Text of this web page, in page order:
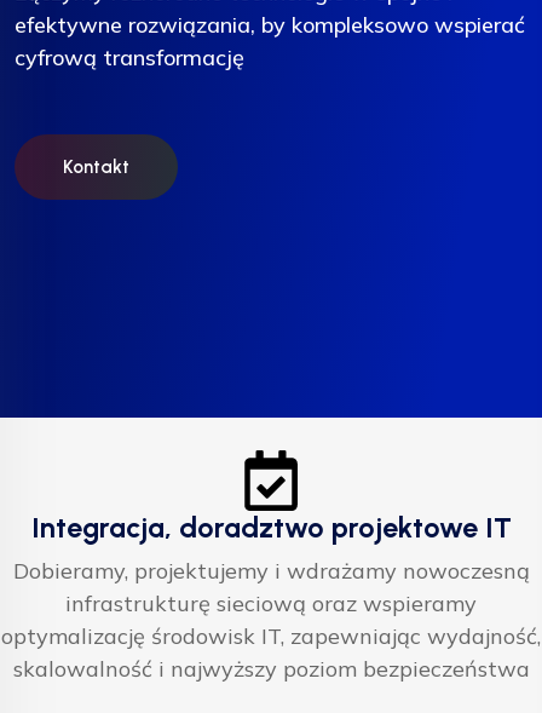
efektywne rozwiązania, by kompleksowo wspierać
cyfrową transformację
Kontakt
efektywne rozwiązania, by kompleksowo wspierać
cyfrową transformację
Kontakt
efektywne rozwiązania, by kompleksowo wspierać
cyfrową transformację
Kontakt
Integracja, doradztwo projektowe IT
Dobieramy, projektujemy i wdrażamy nowoczesną
infrastrukturę sieciową oraz wspieramy
optymalizację środowisk IT, zapewniając wydajność,
skalowalność i najwyższy poziom bezpieczeństwa